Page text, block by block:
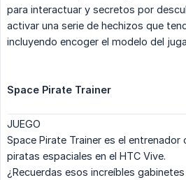
para interactuar y secretos por
activar una serie de hechizos que
incluyendo encoger el modelo del
Space Pirate Trainer
JUEGO
Space Pirate Trainer es el
piratas espaciales en el HTC Vive.
¿Recuerdas esos increíbles